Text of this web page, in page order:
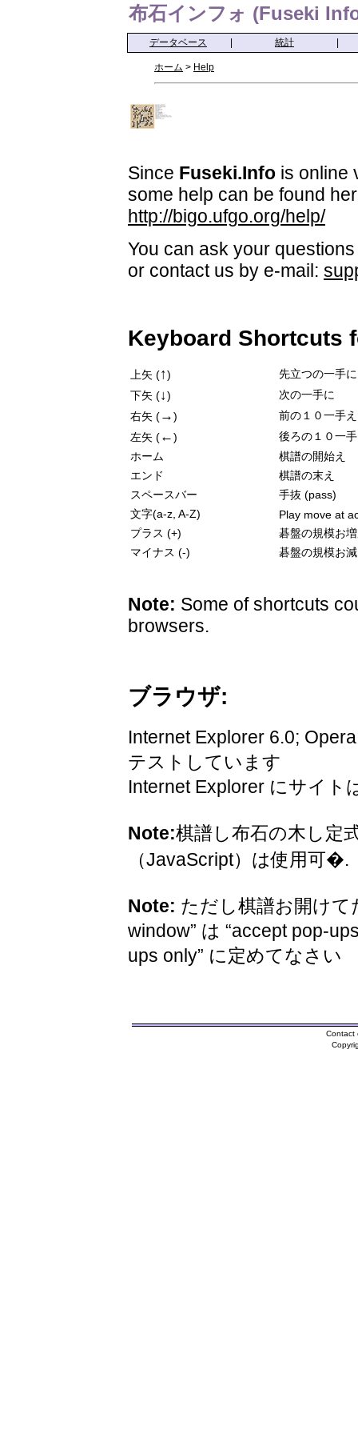
布石インフォ (Fuseki
データベース 統計
ホーム > Help
Since Fuseki.Info is online
some help can be found
http://bigo.ufgo.org/help/
You can ask your
or contact us by e-mail:
Keyboard Shortcuts
上矢 (↑)
先立つの一手に
下矢 (↓)
次の一手に
右矢 (→)
前の１０一手え
左矢 (←)
後ろの１０一
ホーム
棋譜の開始え
エンド
棋譜の末え
スペースバー
手抜 (pass)
文字(a-z, A-Z)
Play move at
プラス (+)
碁盤の規模お
マイナス (-)
碁盤の規模お
Note: Some of shortcuts
browsers.
ブラウザ:
Internet Explorer 6.0;
テストしています
Internet Explorer にサイト
Note:棋譜し布石の木し定
（JavaScript）は使用可�.
Note: ただし棋譜お開けて
window” は “accept pop-
ups only” に定めてなさい
Contact